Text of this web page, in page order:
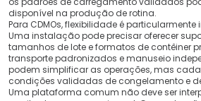
disponível na produção de rotina.
Para CDMOs, flexibilidade é particularmente
Uma instalação pode precisar oferecer
tamanhos de lote e formatos de contêiner
transporte padronizados e manuseio
podem simplificar as operações, mas
condições validadas de congelamento e
Uma plataforma comum não deve ser